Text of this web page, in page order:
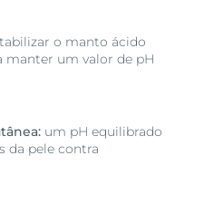
o manto ácido
manter um valor de pH
um pH equilibrado
da pele contra